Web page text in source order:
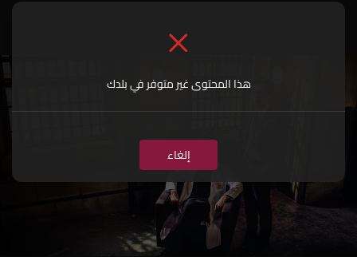
هذا المحتوى غير متوفر في بلدك
إلغاء